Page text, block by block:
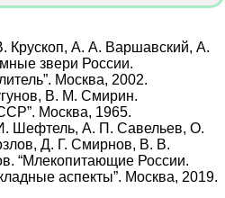
Крускоп, А. А. Варшавский, А.
звери России.
Москва, 2002.
В. М. Смирин.
Москва, 1965.
Шефтель, А. П. Савельев, О.
Д. Г. Смирнов, В. В.
“Млекопитающие России.
аспекты”. Москва, 2019.